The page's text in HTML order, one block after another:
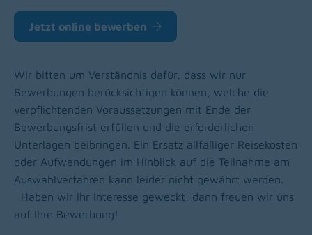
Jetzt online bewerben
Wir bitten um Verständnis dafür, dass wir nur
Bewerbungen berücksichtigen können, welche die
verpflichtenden Voraussetzungen mit Ende der
Bewerbungsfrist erfüllen und die erforderlichen
Unterlagen beibringen. Ein Ersatz allfälliger Reisekosten
oder Aufwendungen im Hinblick auf die Teilnahme am
Auswahlverfahren kann leider nicht gewährt werden.
Haben wir Ihr Interesse geweckt, dann freuen wir uns
auf Ihre Bewerbung!